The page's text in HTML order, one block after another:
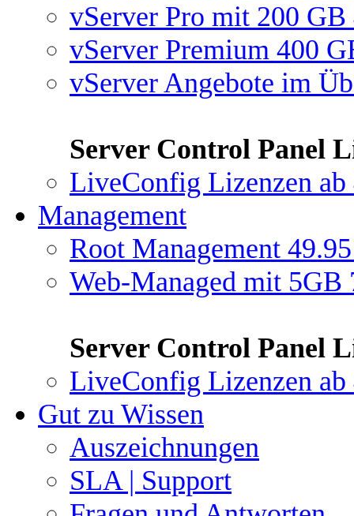
vServer Pro mit 200 GB
vServer Premium 400
vServer Angebote im
Server Control Panel
LiveConfig Lizenzen
Management
Root Management
Web-Managed mit 5GB
Server Control Panel
LiveConfig Lizenzen
Gut zu Wissen
Auszeichnungen
SLA | Support